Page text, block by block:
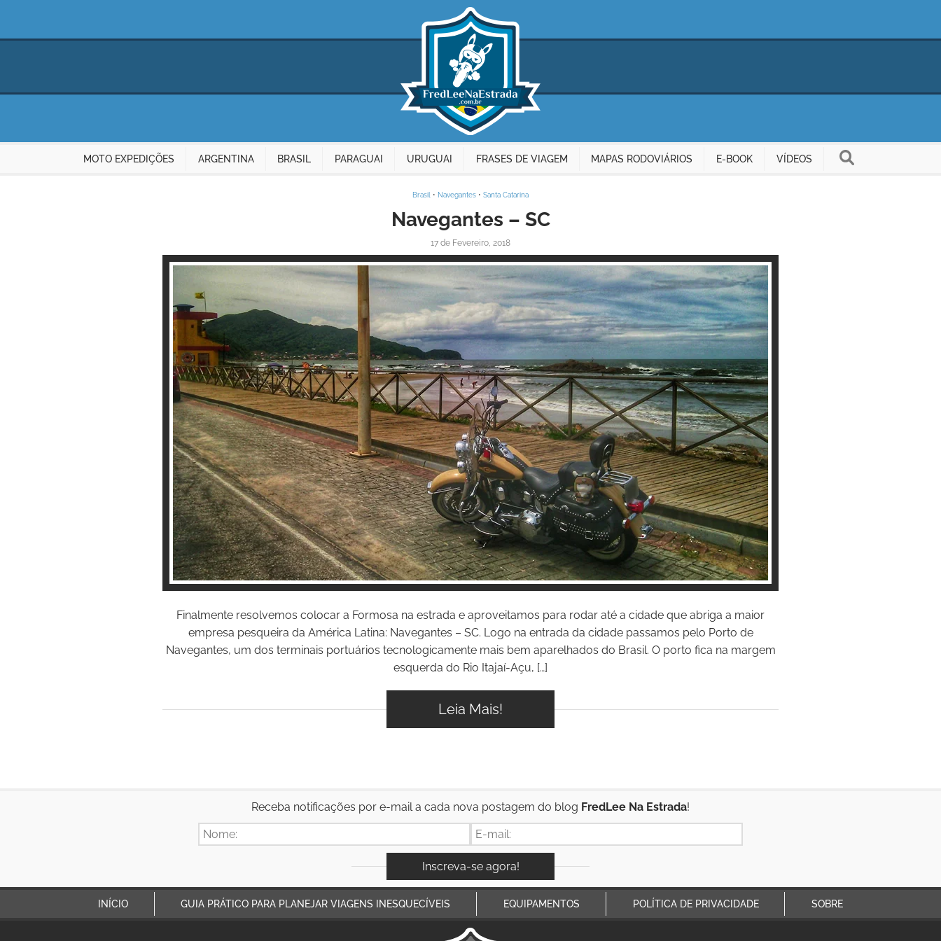
MOTO EXPEDIÇÕES ARGENTINA BRASIL PARAGUAI URUGUAI FRASES DE VIAGEM MAPAS RODOVIÁRIOS E-BOOK VÍDEOS
Brasil • Navegantes • Santa Catarina
Navegantes – SC
17 de Fevereiro, 2018
Inspire-se!
Finalmente resolvemos colocar a Formosa na estrada e aproveitamos para rodar até a cidade que abriga a maior
empresa pesqueira da América Latina: Navegantes – SC. Logo na entrada da cidade passamos pelo Porto de
Navegantes, um dos terminais portuários tecnologicamente mais bem aparelhados do Brasil. O porto fica na margem
esquerda do Rio Itajaí-Açu, […]
Leia Mais!
Receba notificações por e-mail a cada nova postagem do blog FredLee Na Estrada!
INÍCIO GUIA PRÁTICO PARA PLANEJAR VIAGENS INESQUECÍVEIS EQUIPAMENTOS POLÍTICA DE PRIVACIDADE SOBRE